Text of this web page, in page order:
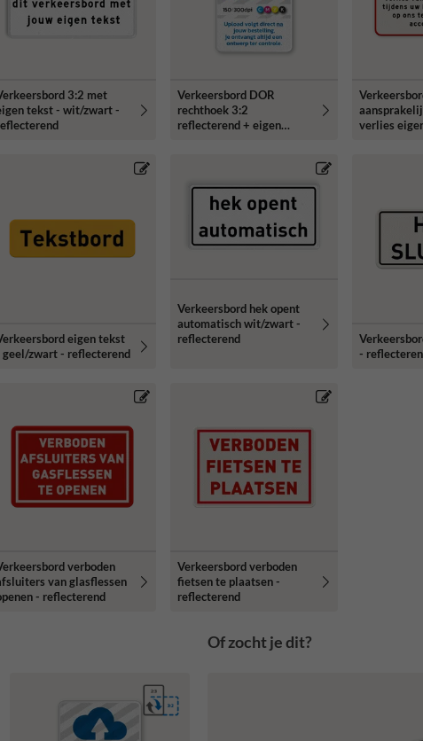
3:2 met
tekst - wit/zwart -
Verkeersbord DOR
rechthoek 3:2
reflecterend + eigen
verlies
eigen tekst
geel/zwart - reflecterend
Verkeersbord hek opent
automatisch wit/zwart -
reflecterend
-
verboden
van glasflessen
- reflecterend
Verkeersbord verboden
fietsen te plaatsen -
reflecterend
Of zocht je dit?